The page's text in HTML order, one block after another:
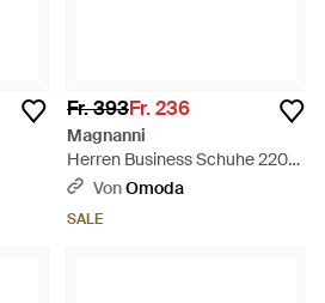
Fr. 393Fr. 236
Magnanni
Herren Business Schuhe 22031
- Schwarz
VonOmoda
SALE